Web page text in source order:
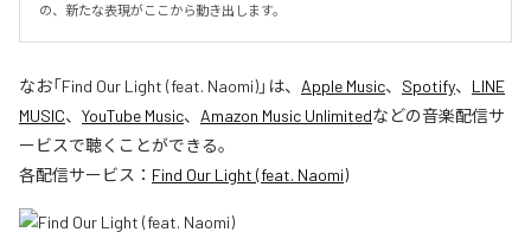
の、新たな表現がここから動き出します。
なお「Find Our Light (feat. Naomi)」は、 Apple Music、 Spotify、 LINE
MUSIC、 YouTube Music、 Amazon Music Unlimitedなどの音楽配信サ
ービスで聴くことができる。
各配信サービス： Find Our Light (feat. Naomi)